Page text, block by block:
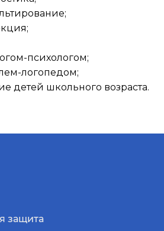
психологом;
логопедом;
детей школьного возраста.
защита